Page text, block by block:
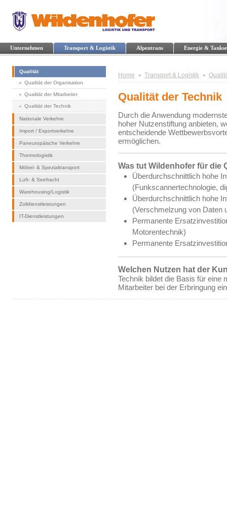
Unternehmen Transport & Logistik Alpentrans Energie &
Qualität
Qualität der Organisation
Qualität der Mitarbeiter
Qualität der Technik
Nationale Verkehre
Import / Exportverkehre
Paneuropäische Verkehre
Thermologistik
Möbel- & Spezialtransport
Luft- & Seefracht
Warehousing/Logistik
Zolldienstleistungen
IT-Dienstleistungen
Home Transport & Logistik
Qualität der Technik
Durch die Anwendung
hoher Nutzenstiftung anbieten,
entscheidende
ermöglichen.
Was tut Wildenhofer für die
Überdurchschnittlich hohe
(Funkscannertechnologie,
Überdurchschnittlich hohe
(Verschmelzung von Daten
Permanente
Motorentechnik)
Permanente
Welchen Nutzen hat der
Technik bildet die Basis für eine
Mitarbeiter bei der Erbringung